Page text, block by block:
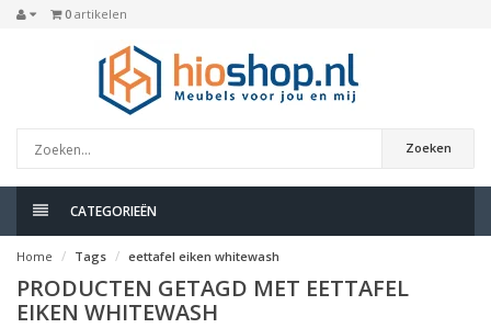
0 artikelen
Zoeken
CATEGORIEËN
Home Tags eettafel eiken whitewash
PRODUCTEN GETAGD MET EETTAFEL
EIKEN WHITEWASH